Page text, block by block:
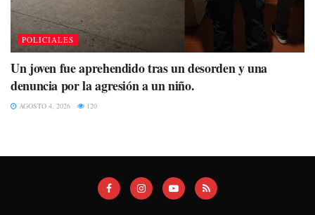
POLICIALES
Un joven fue aprehendido tras un desorden y una
denuncia por la agresión a un niño.
AGOSTO 4, 2026 120